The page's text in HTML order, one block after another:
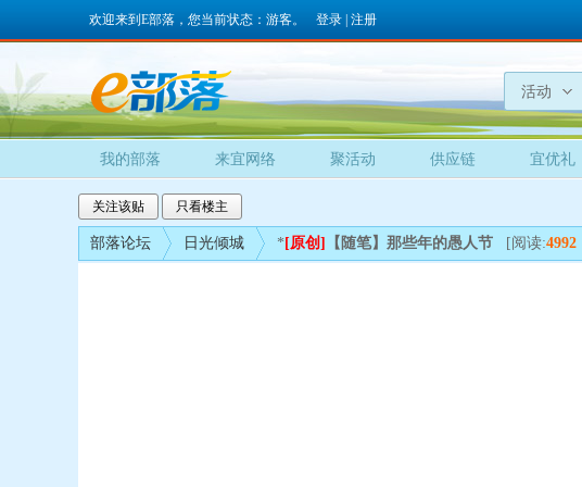
欢迎来到E部落，您当前状态：游客。 登录 注册
活动
我的部落 来宜网络 聚活动 供应链 宜优礼
关注该贴 只看楼主
部落论坛 日光倾城 * [原创] 【随笔】那些年的愚人节 [阅读:4992